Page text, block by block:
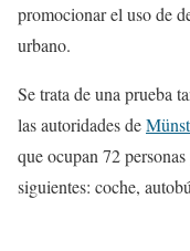
promocionar el uso de
urbano.
Se trata de una prueba
las autoridades de
que ocupan 72
siguientes: coche,